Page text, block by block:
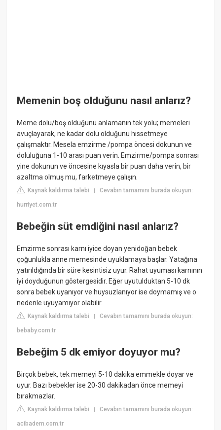
Memenin boş olduğunu nasıl anlarız?
Meme dolu/boş olduğunu anlamanın tek yolu; memeleri
avuçlayarak, ne kadar dolu olduğunu hissetmeye
çalışmaktır. Mesela emzirme /pompa öncesi dokunun ve
doluluğuna 1-10 arası puan verin. Emzirme/pompa sonrası
yine dokunun ve öncesine kıyasla bir puan daha verin, bir
azaltma olmuş mu, farketmeye çalışın.
Kaynak kaldırma talebi |Cevabın tamamını burada okuyun:
hurriyet.com.tr
Bebeğin süt emdiğini nasıl anlarız?
Emzirme sonrası karnı iyice doyan yenidoğan bebek
çoğunlukla anne memesinde uyuklamaya başlar. Yatağına
yatırıldığında bir süre kesintisiz uyur. Rahat uyuması karnının
iyi doyduğunun göstergesidir. Eğer uyutulduktan 5-10 dk
sonra bebek uyanıyor ve huysuzlanıyor ise doymamış ve o
nedenle uyuyamıyor olabilir.
Kaynak kaldırma talebi |Cevabın tamamını burada okuyun:
bebaby.com.tr
Bebeğim 5 dk emiyor doyuyor mu?
Birçok bebek, tek memeyi 5-10 dakika emmekle doyar ve
uyur. Bazı bebekler ise 20-30 dakikadan önce memeyi
bırakmazlar.
Kaynak kaldırma talebi |Cevabın tamamını burada okuyun:
acibadem.com.tr